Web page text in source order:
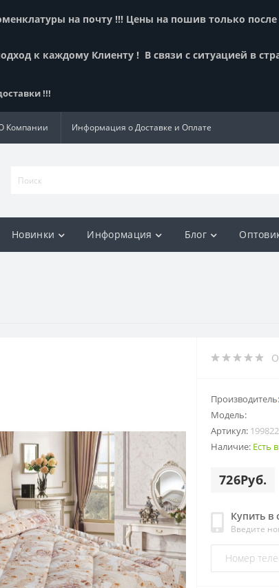
на почту !!! Цены на пошив только после
к каждому Клиенту ! В связи с ситуацией в
!!!
Компании Информация о Доставке и Оплате
Новинки Информация Блог
Производитель:
Модель:
Артикул:
Наличие: Есть
726Руб.
Купить в
Введите